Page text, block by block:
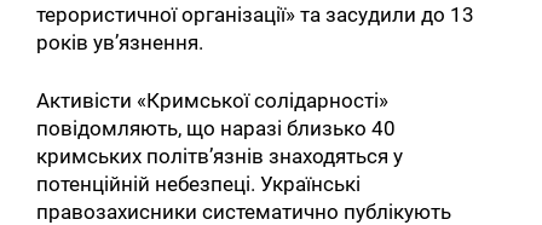
терористичної організації» та засудили до 13
років ув’язнення.
Активісти «Кримської солідарності»
повідомляють, що наразі близько 40
кримських політв’язнів знаходяться у
потенційній небезпеці. Українські
правозахисники систематично публікують